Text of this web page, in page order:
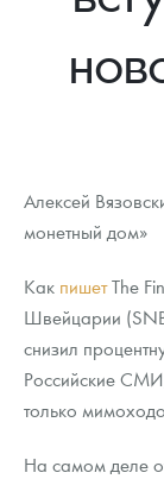
Памятные
Монеты Царской
Монеты стран
Монеты и жетоны
Георгий
Аксессуары
Гарри Поттер
Год Лошади
Флот: ледоколы и
Гарантии
Памятка для
Условия возврата
Монеты
Политика
Информация
Аналитика и
Итоги 2025
Котировки
Скупка слитков
Наши преимущества
Письмо директору
Алексей
монетный дом»
Как пишетThe
Швейцарии
снизил
Российские
только
На самом деле